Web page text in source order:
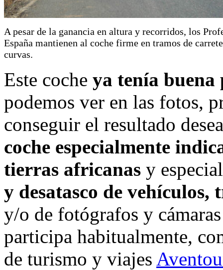
A pesar de la ganancia en altura y recorridos, los
España mantienen al coche firme en tramos de
curvas.
Este coche ya tenía
podemos ver en las fotos,
conseguir el resultado
coche especialmente
tierras africanas y
y desatasco de
y/o de fotógrafos y
participa habitualmente,
de turismo y viajes